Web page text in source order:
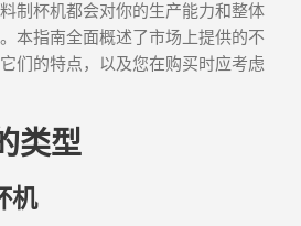
制杯机都会对你的生产能力和整体
本指南全面概述了市场上提供的不
们的特点，以及您在购买时应考虑
类型
机